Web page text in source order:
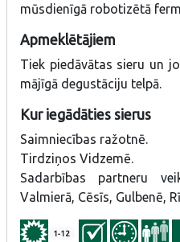
mūsdienīgā robotizētā
Apmeklētājiem
Tiek piedāvātas sieru un
mājīgā degustāciju telpā.
Kur iegādāties sierus
Saimniecības ražotnē.
Tirdziņos Vidzemē.
Sadarbības partneru
Valmierā, Cēsīs, Gulbenē,
1-12